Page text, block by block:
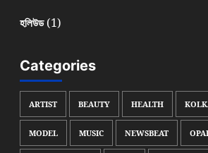
হলিউড(1)
Categories
ARTIST BEAUTY HEALTH
MODEL MUSIC NEWSBEAT